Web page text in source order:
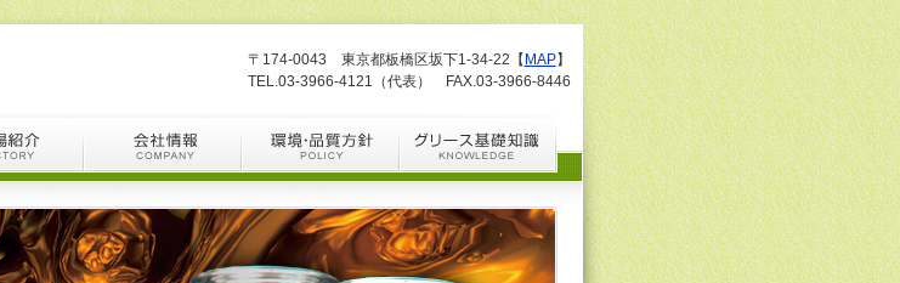
〒174-0043 東京都板橋区坂下1-34-22【 MAP】
TEL.03-3966-4121（代表） FAX.03-3966-8446